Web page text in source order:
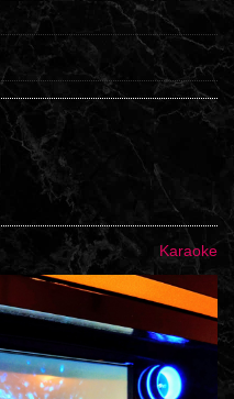
Karaoke